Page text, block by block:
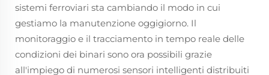
sistemi ferroviari sta cambiando il modo in cui
gestiamo la manutenzione oggigiorno. Il
monitoraggio e il tracciamento in tempo reale delle
condizioni dei binari sono ora possibili grazie
all'impiego di numerosi sensori intelligenti distribuiti